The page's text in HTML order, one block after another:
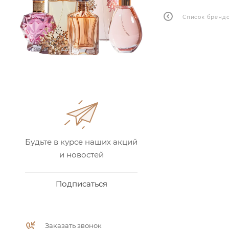
Список
Будьте в курсе наших акций
и новостей
Подписаться
Заказать звонок